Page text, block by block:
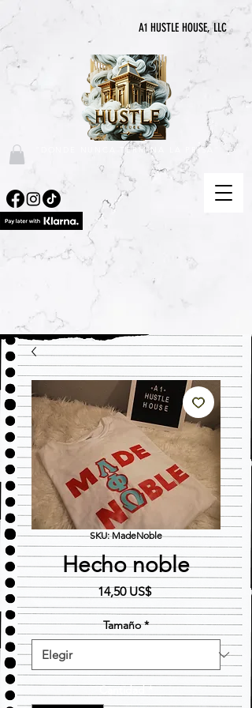
A1 HUSTLE HOUSE, LLC
"DONDE NUNCA TERMINA LA PRISA"
SKU: MadeNoble
Hecho noble
14,50 US$Precio
Tamaño *
Cantidad *